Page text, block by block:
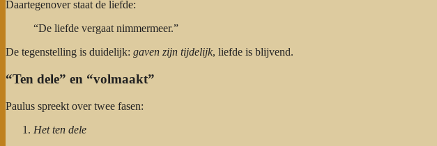
Daartegenover staat de liefde:
“De liefde vergaat nimmermeer.”
De tegenstelling is duidelijk: gaven zijn tijdelijk, liefde is blijvend.
“Ten dele” en “volmaakt”
Paulus spreekt over twee fasen:
Het ten dele